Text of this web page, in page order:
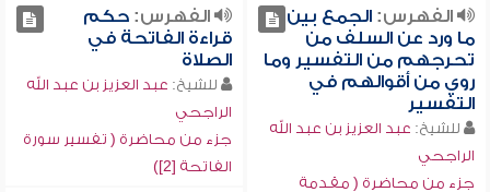
الفهرس:الجمع بين
ما ورد عن السلف من
تحرجهم من التفسير وما
روي من أقوالهم في
التفسير
للشيخ: عبد العزيز بن عبد الله
الراجحي
جزء من محاضرة ( مقدمة
الفهرس:حكم
قراءة الفاتحة في
الصلاة
للشيخ: عبد العزيز بن عبد الله
الراجحي
جزء من محاضرة ( تفسير سورة
الفاتحة [2])